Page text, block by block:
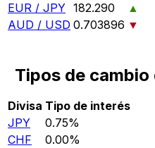
EUR / JPY 182.290
▲
AUD / USD 0.703896 ▼
Tipos de
Divisa Tipo de interés
JPY
0.75%
CHF
0.00%